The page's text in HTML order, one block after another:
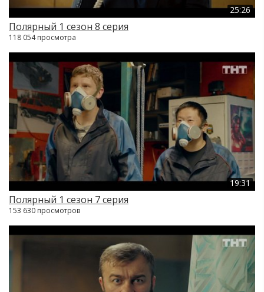
25:26
Полярный 1 сезон 8 серия
118 054 просмотра
19:31
Полярный 1 сезон 7 серия
153 630 просмотров